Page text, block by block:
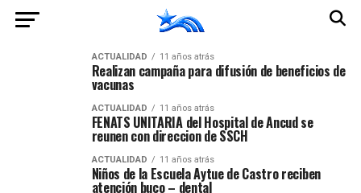
ACTUALIDAD 11 años atrás
Realizan campaña para difusión de beneficios de
vacunas
ACTUALIDAD 11 años atrás
FENATS UNITARIA del Hospital de Ancud se
reunen con direccion de SSCH
ACTUALIDAD 11 años atrás
Niños de la Escuela Aytue de Castro reciben
atención buco – dental